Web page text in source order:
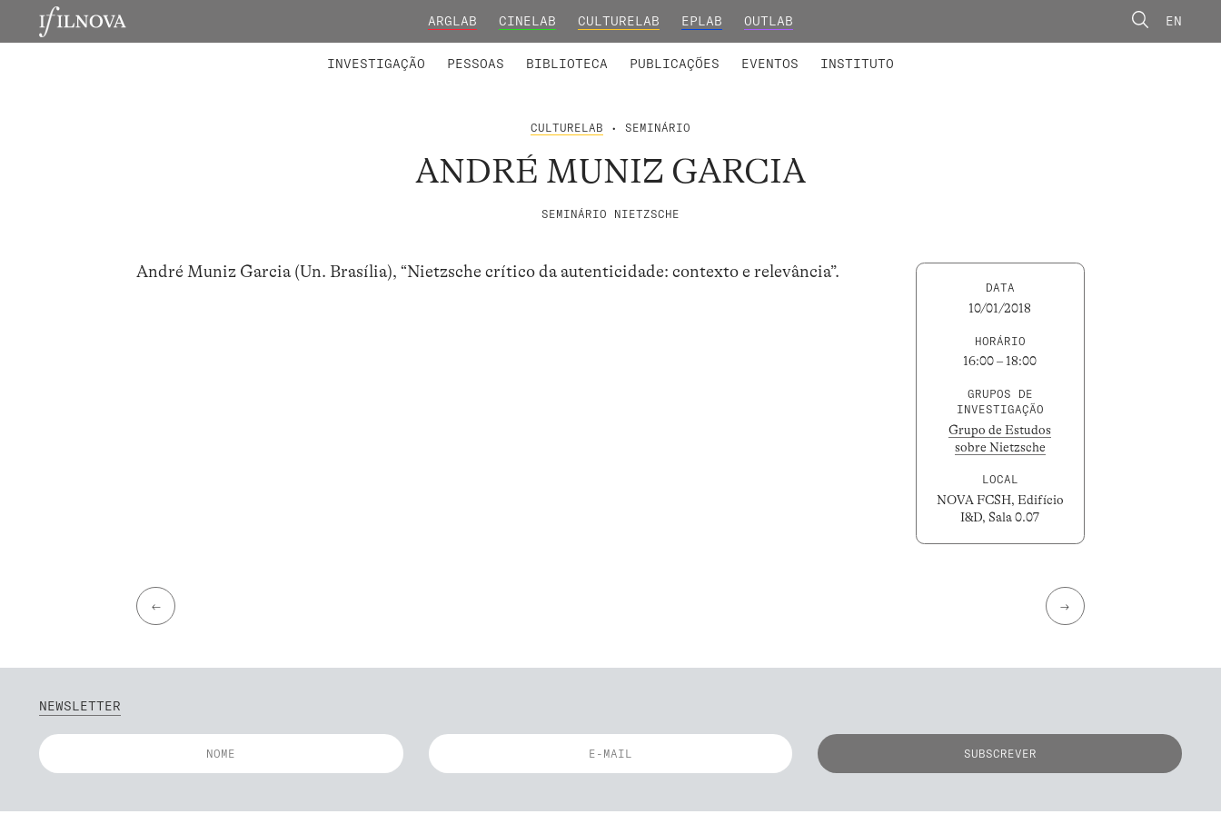
ARGLAB CINELAB CULTURELAB EPLAB OUTLAB EN
INVESTIGAÇÃO PESSOAS BIBLIOTECA PUBLICAÇÕES EVENTOS INSTITUTO
CULTURELAB • SEMINÁRIO
ANDRÉ MUNIZ GARCIA
SEMINÁRIO NIETZSCHE
André Muniz Garcia (Un. Brasília), “Nietzsche crítico da autenticidade: contexto e relevância”.
DATA
10/01/2018
HORÁRIO
16:00 – 18:00
GRUPOS DE
INVESTIGAÇÃO
Grupo de Estudos
sobre Nietzsche
LOCAL
NOVA FCSH, Edifício
I&D, Sala 0.07
← →
NEWSLETTER